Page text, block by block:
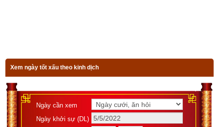
Luận giải
Bài viết
Giải nghĩa Quẻ Lôi Thiên Đại Tráng  – Quẻ số 34 trong
kinh Dịch
có tham khảo kiến thức của một số sách và website
sau đây:
Xem ngày tốt xấu theo kinh dịch
Ngày cần xem
Ngày khởi sự (DL)